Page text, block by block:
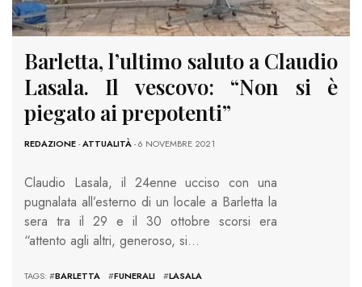
Barletta, l’ultimo saluto a Claudio
Lasala. Il vescovo: “Non si è
piegato ai prepotenti”
REDAZIONE-ATTUALITÀ- 6 NOVEMBRE 2021
Claudio Lasala, il 24enne ucciso con una
pugnalata all’esterno di un locale a Barletta la
sera tra il 29 e il 30 ottobre scorsi era
“attento agli altri, generoso, si…
TAGS: #BARLETTA #FUNERALI #LASALA